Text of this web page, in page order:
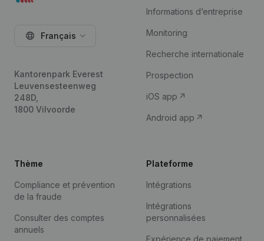
Français
Kantorenpark Everest
Leuvensesteenweg
248D,
1800 Vilvoorde
Informations d’entreprise
Monitoring
Recherche internationale
Prospection
iOS app
Android app
Thème
Compliance et prévention
de la fraude
Consulter des comptes
annuels
Plateforme
Intégrations
Intégrations
personnalisées
Expérience de paiement